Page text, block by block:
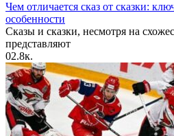
Чем отличается сказ от сказки:
особенности
Сказы и сказки, несмотря на
представляют
02.8к.